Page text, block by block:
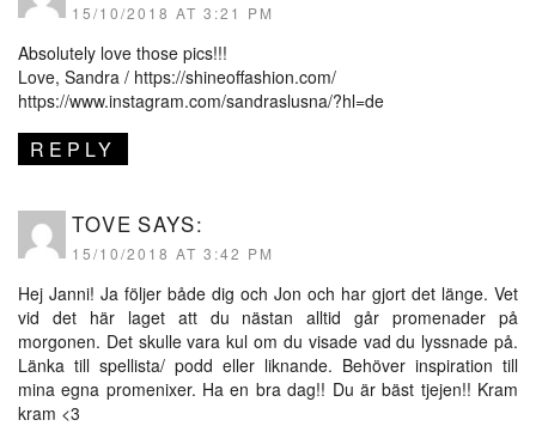
15/10/2018 AT 3:21 PM
Absolutely love those pics!!!
Love, Sandra / https://shineoffashion.com/
https://www.instagram.com/sandraslusna/?hl=de
REPLY
TOVE SAYS:
15/10/2018 AT 3:42 PM
Hej Janni! Ja följer både dig och Jon och har gjort det länge. Vet
vid det här laget att du nästan alltid går promenader på
morgonen. Det skulle vara kul om du visade vad du lyssnade på.
Länka till spellista/ podd eller liknande. Behöver inspiration till
mina egna promenixer. Ha en bra dag!! Du är bäst tjejen!! Kram
kram <3